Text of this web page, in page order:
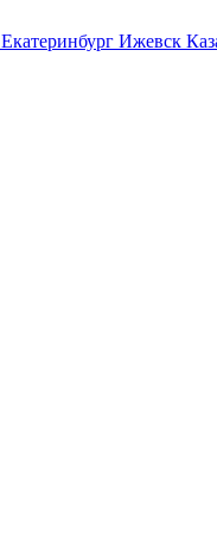
Екатеринбург Ижевск